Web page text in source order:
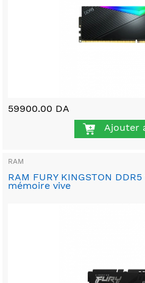
59900.00 DA
Ajouter
RAM
RAM FURY KINGSTON DDR5
mémoire vive